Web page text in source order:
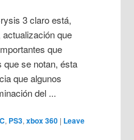
3 claro está,
que
que
que se notan, ésta
que algunos
del ...
, PS3,xbox 360 | Leave